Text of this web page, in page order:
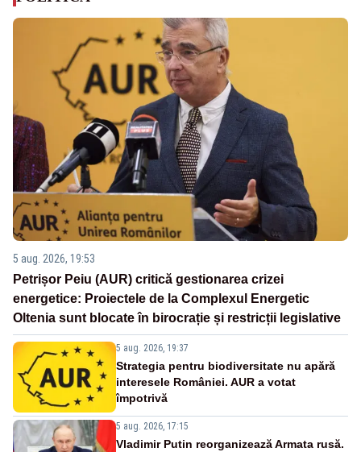
5 aug. 2026, 19:53
Petrișor Peiu (AUR) critică gestionarea crizei
energetice: Proiectele de la Complexul Energetic
Oltenia sunt blocate în birocrație și restricții legislative
5 aug. 2026, 19:37
Strategia pentru biodiversitate nu apără
interesele României. AUR a votat
împotrivă
5 aug. 2026, 17:15
Vladimir Putin reorganizează Armata rusă.